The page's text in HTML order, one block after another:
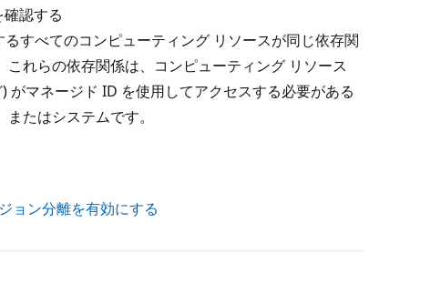
認する
すべてのコンピューティング リソースが同じ依存関
れらの依存関係は、コンピューティング リソース
マネージド ID を使用してアクセスする必要がある
たはシステムです。
ョン分離を有効にする